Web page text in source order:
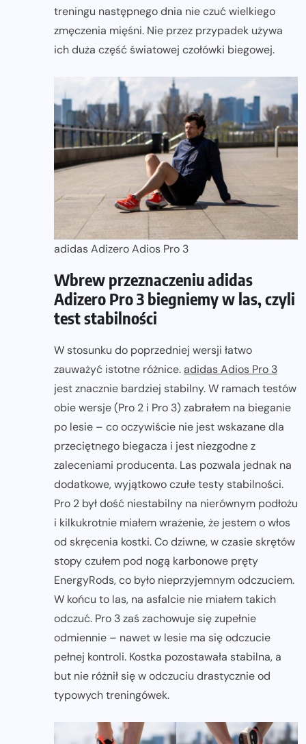
treningu następnego dnia nie czuć wielkiego
zmęczenia mięśni. Nie przez przypadek używa
ich duża część światowej czołówki biegowej.
adidas Adizero Adios Pro 3
Wbrew przeznaczeniu adidas
Adizero Pro 3 biegniemy w las, czyli
test stabilności
W stosunku do poprzedniej wersji łatwo
zauważyć istotne różnice.adidas Adios Pro 3
jest znacznie bardziej stabilny. W ramach testów
obie wersje (Pro 2 i Pro 3) zabrałem na bieganie
po lesie – co oczywiście nie jest wskazane dla
przeciętnego biegacza i jest niezgodne z
zaleceniami producenta. Las pozwala jednak na
dodatkowe, wyjątkowo czułe testy stabilności.
Pro 2 był dość niestabilny na nierównym podłożu
i kilkukrotnie miałem wrażenie, że jestem o włos
od skręcenia kostki. Co dziwne, w czasie skrętów
stopy czułem pod nogą karbonowe pręty
EnergyRods, co było nieprzyjemnym odczuciem.
W końcu to las, na asfalcie nie miałem takich
odczuć. Pro 3 zaś zachowuje się zupełnie
odmiennie – nawet w lesie ma się odczucie
pełnej kontroli. Kostka pozostawała stabilna, a
but nie różnił się w odczuciu drastycznie od
typowych treningówek.